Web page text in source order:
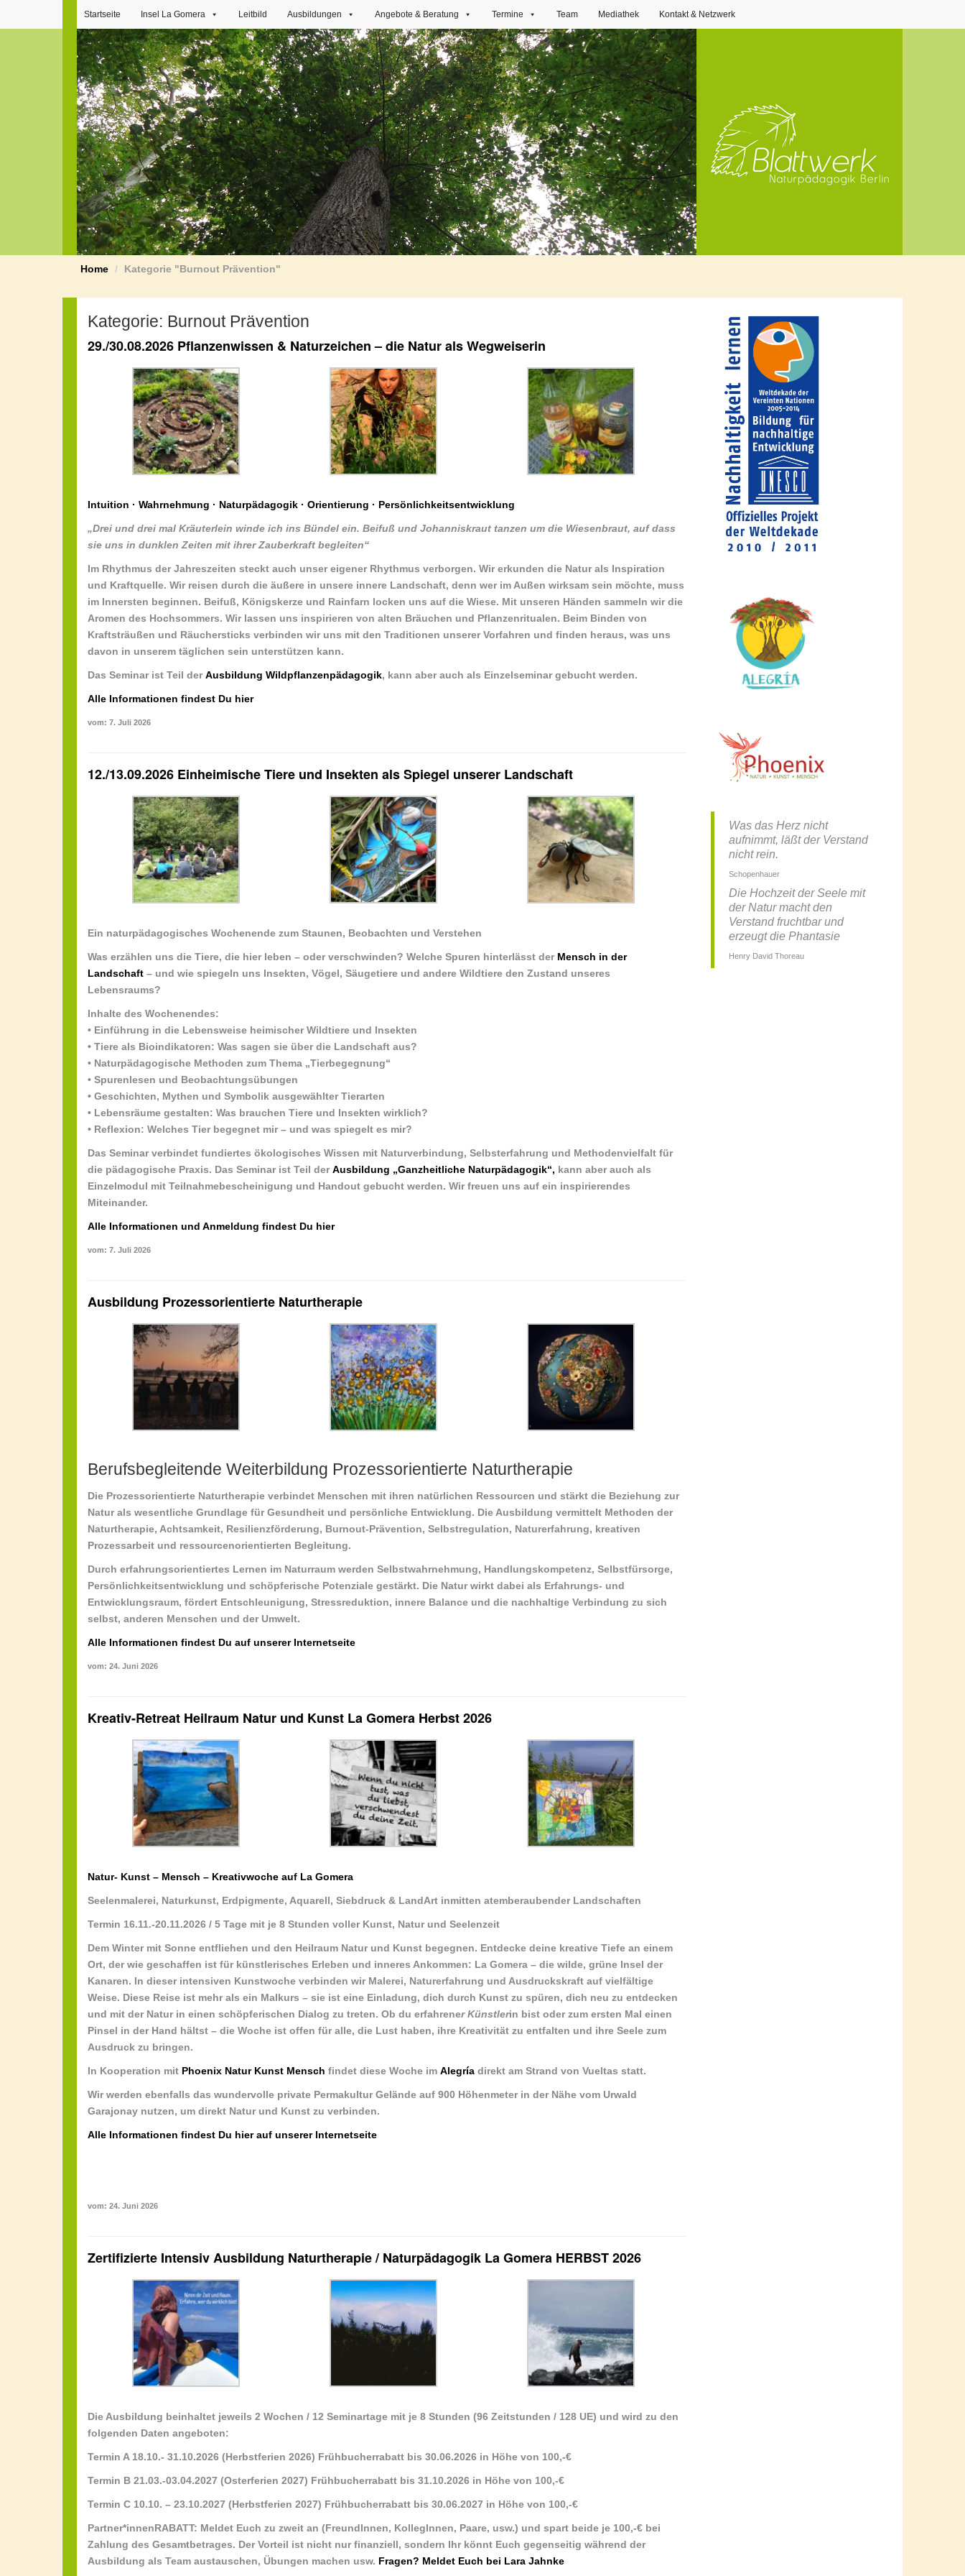
Startseite Insel La Gomera Leitbild Ausbildungen Angebote & Beratung Termine Team Mediathek Kontakt & Netzwerk
Home Kategorie "Burnout Prävention"
Kategorie: Burnout Prävention
29./30.08.2026 Pflanzenwissen & Naturzeichen – die Natur als Wegweiserin
Intuition · Wahrnehmung · Naturpädagogik · Orientierung · Persönlichkeitsentwicklung
„Drei und drei mal Kräuterlein winde ich ins Bündel ein. Beifuß und Johanniskraut tanzen um die Wiesenbraut, auf dass
sie uns in dunklen Zeiten mit ihrer Zauberkraft begleiten“
Im Rhythmus der Jahreszeiten steckt auch unser eigener Rhythmus verborgen. Wir erkunden die Natur als Inspiration
und Kraftquelle. Wir reisen durch die äußere in unsere innere Landschaft, denn wer im Außen wirksam sein möchte, muss
im Innersten beginnen. Beifuß, Königskerze und Rainfarn locken uns auf die Wiese. Mit unseren Händen sammeln wir die
Aromen des Hochsommers. Wir lassen uns inspirieren von alten Bräuchen und Pflanzenritualen. Beim Binden von
Kraftsträußen und Räuchersticks verbinden wir uns mit den Traditionen unserer Vorfahren und finden heraus, was uns
davon in unserem täglichen sein unterstützen kann.
Das Seminar ist Teil derAusbildung Wildpflanzenpädagogik, kann aber auch als Einzelseminar gebucht werden.
Alle Informationen findest Du hier
vom: 7. Juli 2026
12./13.09.2026 Einheimische Tiere und Insekten als Spiegel unserer Landschaft
Ein naturpädagogisches Wochenende zum Staunen, Beobachten und Verstehen
Was erzählen uns die Tiere, die hier leben – oder verschwinden? Welche Spuren hinterlässt der Mensch in der
Landschaft – und wie spiegeln uns Insekten, Vögel, Säugetiere und andere Wildtiere den Zustand unseres
Lebensraums?
Inhalte des Wochenendes:
• Einführung in die Lebensweise heimischer Wildtiere und Insekten
• Tiere als Bioindikatoren: Was sagen sie über die Landschaft aus?
• Naturpädagogische Methoden zum Thema „Tierbegegnung“
• Spurenlesen und Beobachtungsübungen
• Geschichten, Mythen und Symbolik ausgewählter Tierarten
• Lebensräume gestalten: Was brauchen Tiere und Insekten wirklich?
• Reflexion: Welches Tier begegnet mir – und was spiegelt es mir?
Das Seminar verbindet fundiertes ökologisches Wissen mit Naturverbindung, Selbsterfahrung und Methodenvielfalt für
die pädagogische Praxis. Das Seminar ist Teil derAusbildung „Ganzheitliche Naturpädagogik“, kann aber auch als
Einzelmodul mit Teilnahmebescheinigung und Handout gebucht werden. Wir freuen uns auf ein inspirierendes
Miteinander.
Alle Informationen und Anmeldung findest Du hier
vom: 7. Juli 2026
Ausbildung Prozessorientierte Naturtherapie
Berufsbegleitende Weiterbildung Prozessorientierte Naturtherapie
Die Prozessorientierte Naturtherapie verbindet Menschen mit ihren natürlichen Ressourcen und stärkt die Beziehung zur
Natur als wesentliche Grundlage für Gesundheit und persönliche Entwicklung. Die Ausbildung vermittelt Methoden der
Naturtherapie, Achtsamkeit, Resilienzförderung, Burnout-Prävention, Selbstregulation, Naturerfahrung, kreativen
Prozessarbeit und ressourcenorientierten Begleitung.
Durch erfahrungsorientiertes Lernen im Naturraum werden Selbstwahrnehmung, Handlungskompetenz, Selbstfürsorge,
Persönlichkeitsentwicklung und schöpferische Potenziale gestärkt. Die Natur wirkt dabei als Erfahrungs- und
Entwicklungsraum, fördert Entschleunigung, Stressreduktion, innere Balance und die nachhaltige Verbindung zu sich
selbst, anderen Menschen und der Umwelt.
Alle Informationen findest Du auf unserer Internetseite
vom: 24. Juni 2026
Kreativ-Retreat Heilraum Natur und Kunst La Gomera Herbst 2026
Natur- Kunst – Mensch – Kreativwoche auf La Gomera
Seelenmalerei, Naturkunst, Erdpigmente, Aquarell, Siebdruck & LandArt inmitten atemberaubender Landschaften
Termin 16.11.-20.11.2026 / 5 Tage mit je 8 Stunden voller Kunst, Natur und Seelenzeit
Dem Winter mit Sonne entfliehen und den Heilraum Natur und Kunst begegnen. Entdecke deine kreative Tiefe an einem
Ort, der wie geschaffen ist für künstlerisches Erleben und inneres Ankommen: La Gomera – die wilde, grüne Insel der
Kanaren. In dieser intensiven Kunstwoche verbinden wir Malerei, Naturerfahrung und Ausdruckskraft auf vielfältige
Weise. Diese Reise ist mehr als ein Malkurs – sie ist eine Einladung, dich durch Kunst zu spüren, dich neu zu entdecken
und mit der Natur in einen schöpferischen Dialog zu treten. Ob du erfahrener Künstlerin bist oder zum ersten Mal einen
Pinsel in der Hand hältst – die Woche ist offen für alle, die Lust haben, ihre Kreativität zu entfalten und ihre Seele zum
Ausdruck zu bringen.
In Kooperation mit Phoenix Natur Kunst Mensch findet diese Woche im Alegría direkt am Strand von Vueltas statt.
Wir werden ebenfalls das wundervolle private Permakultur Gelände auf 900 Höhenmeter in der Nähe vom Urwald
Garajonay nutzen, um direkt Natur und Kunst zu verbinden.
Alle Informationen findest Du hier auf unserer Internetseite
vom: 24. Juni 2026
Zertifizierte Intensiv Ausbildung Naturtherapie / Naturpädagogik La Gomera HERBST 2026
Die Ausbildung beinhaltet jeweils 2 Wochen / 12 Seminartage mit je 8 Stunden (96 Zeitstunden / 128 UE) und wird zu den
folgenden Daten angeboten:
Termin A 18.10.- 31.10.2026 (Herbstferien 2026) Frühbucherrabatt bis 30.06.2026 in Höhe von 100,-€
Termin B 21.03.-03.04.2027 (Osterferien 2027) Frühbucherrabatt bis 31.10.2026 in Höhe von 100,-€
Termin C 10.10. – 23.10.2027 (Herbstferien 2027) Frühbucherrabatt bis 30.06.2027 in Höhe von 100,-€
Partner*innenRABATT: Meldet Euch zu zweit an (FreundInnen, KollegInnen, Paare, usw.) und spart beide je 100,-€ bei
Zahlung des Gesamtbetrages. Der Vorteil ist nicht nur finanziell, sondern Ihr könnt Euch gegenseitig während der
Ausbildung als Team austauschen, Übungen machen usw. Fragen? Meldet Euch bei Lara Jahnke
Was das Herz nicht
aufnimmt, läßt der Verstand
nicht rein.
Schopenhauer
Die Hochzeit der Seele mit
der Natur macht den
Verstand fruchtbar und
erzeugt die Phantasie
Henry David Thoreau